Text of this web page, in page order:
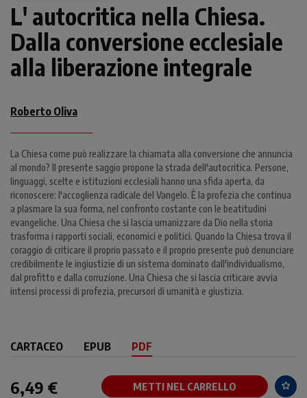
L' autocritica nella Chiesa.
Dalla conversione ecclesiale
alla liberazione integrale
Roberto Oliva
La Chiesa come può realizzare la chiamata alla conversione che annuncia
al mondo? Il presente saggio propone la strada dell'autocritica. Persone,
linguaggi, scelte e istituzioni ecclesiali hanno una sfida aperta, da
riconoscere: l'accoglienza radicale del Vangelo. È la profezia che continua
a plasmare la sua forma, nel confronto costante con le beatitudini
evangeliche. Una Chiesa che si lascia umanizzare da Dio nella storia
trasforma i rapporti sociali, economici e politici. Quando la Chiesa trova il
coraggio di criticare il proprio passato e il proprio presente può denunciare
credibilmente le ingiustizie di un sistema dominato dall'individualismo,
dal profitto e dalla corruzione. Una Chiesa che si lascia criticare avvia
intensi processi di profezia, precursori di umanità e giustizia.
CARTACEO EPUB PDF
6,49 € METTI NEL CARRELLO